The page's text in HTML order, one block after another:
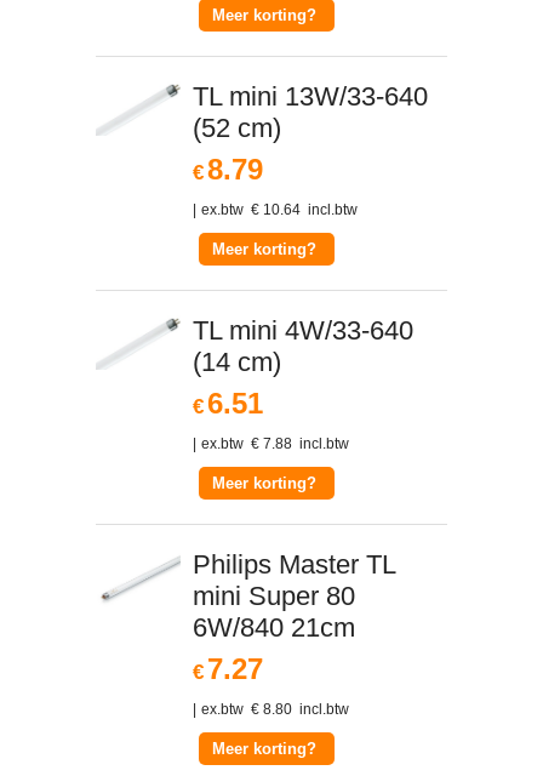
Meer korting?
TL mini 13W/33-640
(52 cm)
€8.79
ex.btw € 10.64 incl.btw
Meer korting?
TL mini 4W/33-640
(14 cm)
€6.51
ex.btw € 7.88 incl.btw
Meer korting?
Philips Master TL
mini Super 80
6W/840 21cm
€ 7.27
ex.btw € 8.80 incl.btw
Meer korting?